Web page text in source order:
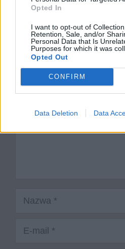
Opted In
I want to opt-out of
Retention, Sale, and/or
Personal Data that Is
Purposes for which it was
Opted Out
CONFIRM
Data Deletion Data
puszczy
Dodaj komentarz
Komentarz